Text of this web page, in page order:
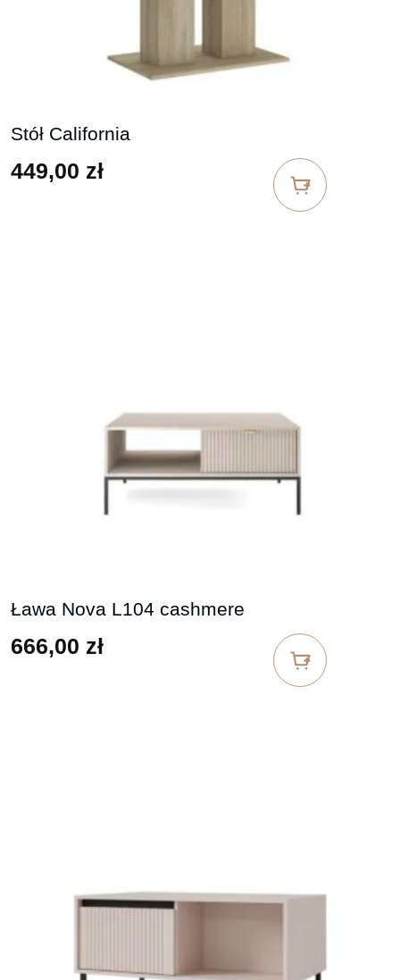
Stół California
449,00 zł
Ława Nova L104 cashmere
666,00 zł